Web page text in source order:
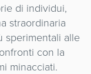
di individui,
straordinaria
sperimentali alle
con la
minacciati.